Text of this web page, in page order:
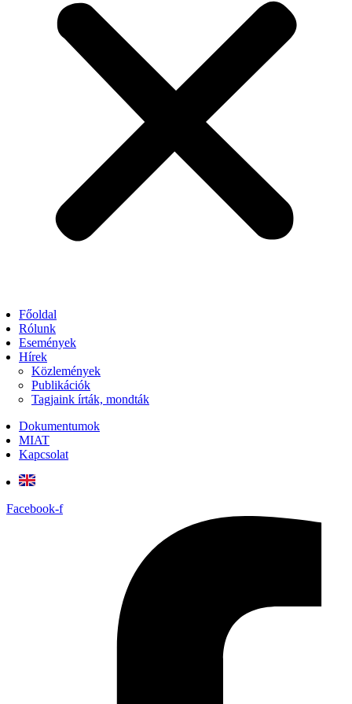
Főoldal
Rólunk
Események
Hírek
Közlemények
Publikációk
Tagjaink írták, mondták
Dokumentumok
MIAT
Kapcsolat
Facebook-f